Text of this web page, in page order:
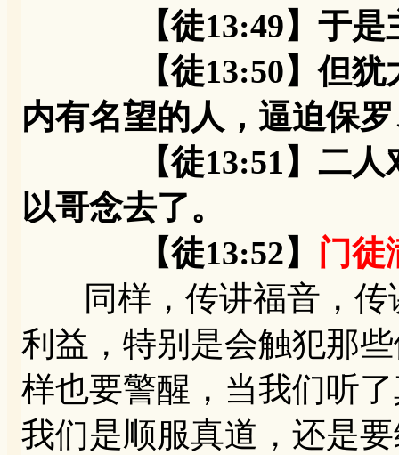
【徒13:49】于是主
【徒13:50】但犹太
内有名望的人，逼迫保
【徒13:51】二人对
以哥念去了。
【徒13:52】 门徒
同样，传讲福音，传
利益，特别是会触犯那
样也要警醒，当我们听
我们是顺服真道，还是